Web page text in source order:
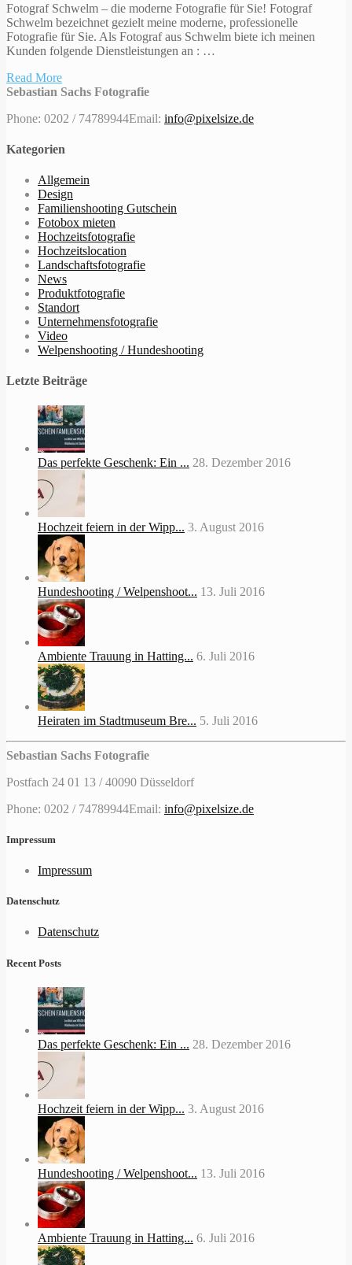
Fotograf Schwelm – die moderne Fotografie für Sie! Fotograf
Schwelm bezeichnet gezielt meine moderne, professionelle
Fotografie für Sie. Als Fotograf aus Schwelm biete ich meinen
Kunden folgende Dienstleistungen an : …
Read More
Sebastian Sachs Fotografie
Phone: 0202 / 74789944Email: info@pixelsize.de
Kategorien
Allgemein
Design
Familienshooting Gutschein
Fotobox mieten
Hochzeitsfotografie
Hochzeitslocation
Landschaftsfotografie
News
Produktfotografie
Standort
Unternehmensfotografie
Video
Welpenshooting / Hundeshooting
Letzte Beiträge
Das perfekte Geschenk: Ein ... 28. Dezember 2016
Hochzeit feiern in der Wipp... 3. August 2016
Hundeshooting / Welpenshoot... 13. Juli 2016
Ambiente Trauung in Hatting... 6. Juli 2016
Heiraten im Stadtmuseum Bre... 5. Juli 2016
Sebastian Sachs Fotografie
Postfach 24 01 13 / 40090 Düsseldorf
Phone: 0202 / 74789944Email: info@pixelsize.de
Impressum
Impressum
Datenschutz
Datenschutz
Recent Posts
Das perfekte Geschenk: Ein ... 28. Dezember 2016
Hochzeit feiern in der Wipp... 3. August 2016
Hundeshooting / Welpenshoot... 13. Juli 2016
Ambiente Trauung in Hatting... 6. Juli 2016